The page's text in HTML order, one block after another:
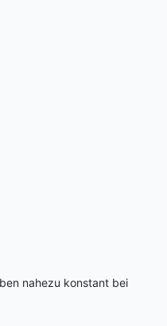
nahezu konstant bei